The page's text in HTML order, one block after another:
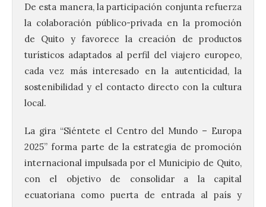
De esta manera, la participación conjunta refuerza
la colaboración público-privada en la promoción
de Quito y favorece la creación de productos
turísticos adaptados al perfil del viajero europeo,
cada vez más interesado en la autenticidad, la
sostenibilidad y el contacto directo con la cultura
local.
La gira “Siéntete el Centro del Mundo – Europa
2025” forma parte de la estrategia de promoción
internacional impulsada por el Municipio de Quito,
con el objetivo de consolidar a la capital
ecuatoriana como puerta de entrada al país y
Santander aconseja acudir
a pie o en transporte
público y evitar el
vehículo privado para el
eclipse
8 Ago 2026
que llegan a la zona en
puntos como el faro de
Cabo Mayor, Cueto,
Corbanera o Ciriego y
reforzará la movilidad con un servicio
especial de lanzaderas desde el PCTCAN
a Ciriego. El Ayuntamiento de […]